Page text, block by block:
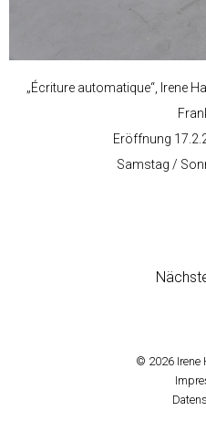
„Écriture automatique“, Irene
Eröffnung
Samstag /
© 2026 Irene